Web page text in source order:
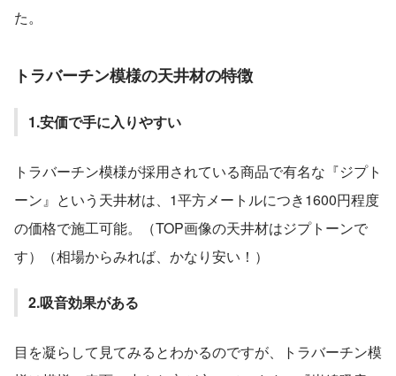
た。
トラバーチン模様の天井材の特徴
1.安価で手に入りやすい
トラバーチン模様が採用されている商品で有名な『ジプト
ーン』という天井材は、1平方メートルにつき1600円程度
の価格で施工可能。（TOP画像の天井材はジプトーンで
す）（相場からみれば、かなり安い！）
2.吸音効果がある
目を凝らして見てみるとわかるのですが、トラバーチン模